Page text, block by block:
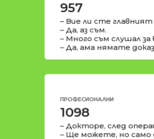
957
– Вие ли сте
– Да, аз съм.
– Много съм слушал за
– Да, ама нямате
ПРОФЕСИОНАЛНИ
1098
– Докторе, след
– Ще можете, но само